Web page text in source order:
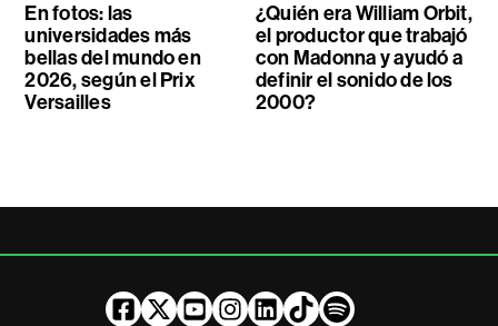
En fotos: las
universidades más
bellas del mundo en
2026, según el Prix
Versailles
¿Quién era William Orbit,
el productor que trabajó
con Madonna y ayudó a
definir el sonido de los
2000?